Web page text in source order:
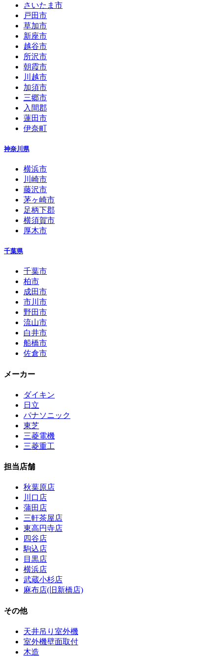
さいたま市
戸田市
草加市
新座市
越谷市
所沢市
朝霞市
川越市
加須市
三郷市
入間郡
蓮田市
伊奈町
神奈川県
横浜市
川崎市
藤沢市
茅ヶ崎市
足柄下郡
横須賀市
厚木市
千葉県
千葉市
柏市
成田市
市川市
野田市
流山市
白井市
船橋市
佐倉市
メーカー
ダイキン
日立
パナソニック
東芝
三菱電機
三菱重工
担当店舗
秋葉原店
川口店
蒲田店
三軒茶屋店
東高円寺店
四谷店
駒込店
目黒店
横浜店
武蔵小杉店
麻布店(旧新橋店)
その他
天井吊り室外機
室外機壁面取付
木造